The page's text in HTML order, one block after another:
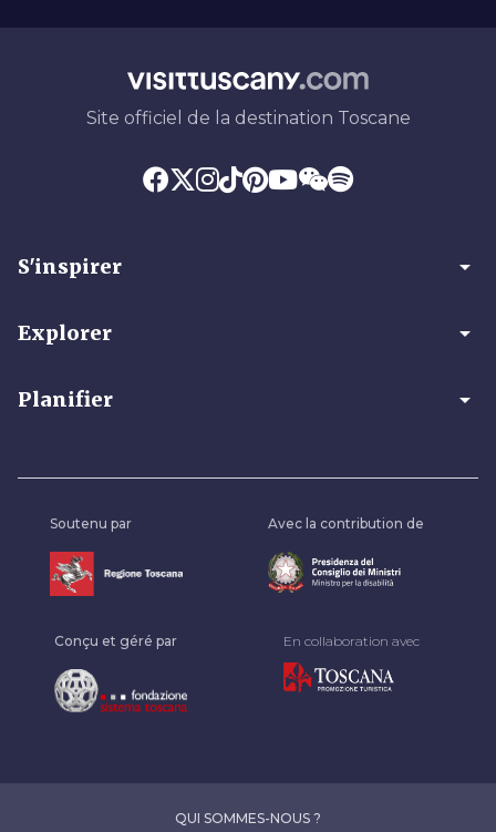
Site officiel de la destination Toscane
S'inspirer arrow_drop_down
Explorer arrow_drop_down
Planifier arrow_drop_down
Soutenu par Avec la contribution de
Conçu et géré par En collaboration avec
QUI SOMMES-NOUS ?